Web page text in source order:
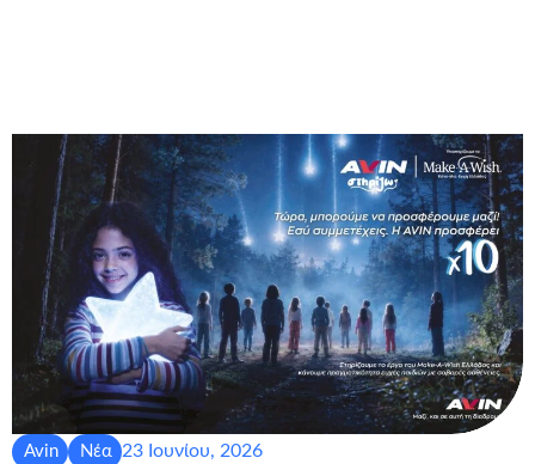
Avin Νέα 23 Ιουνίου, 2026